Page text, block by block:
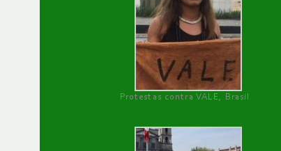
Protestas contra VALE, Brasil